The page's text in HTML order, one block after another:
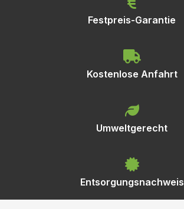
Festpreis-Garantie
Kostenlose Anfahrt
Umweltgerecht
Entsorgungsnachweis